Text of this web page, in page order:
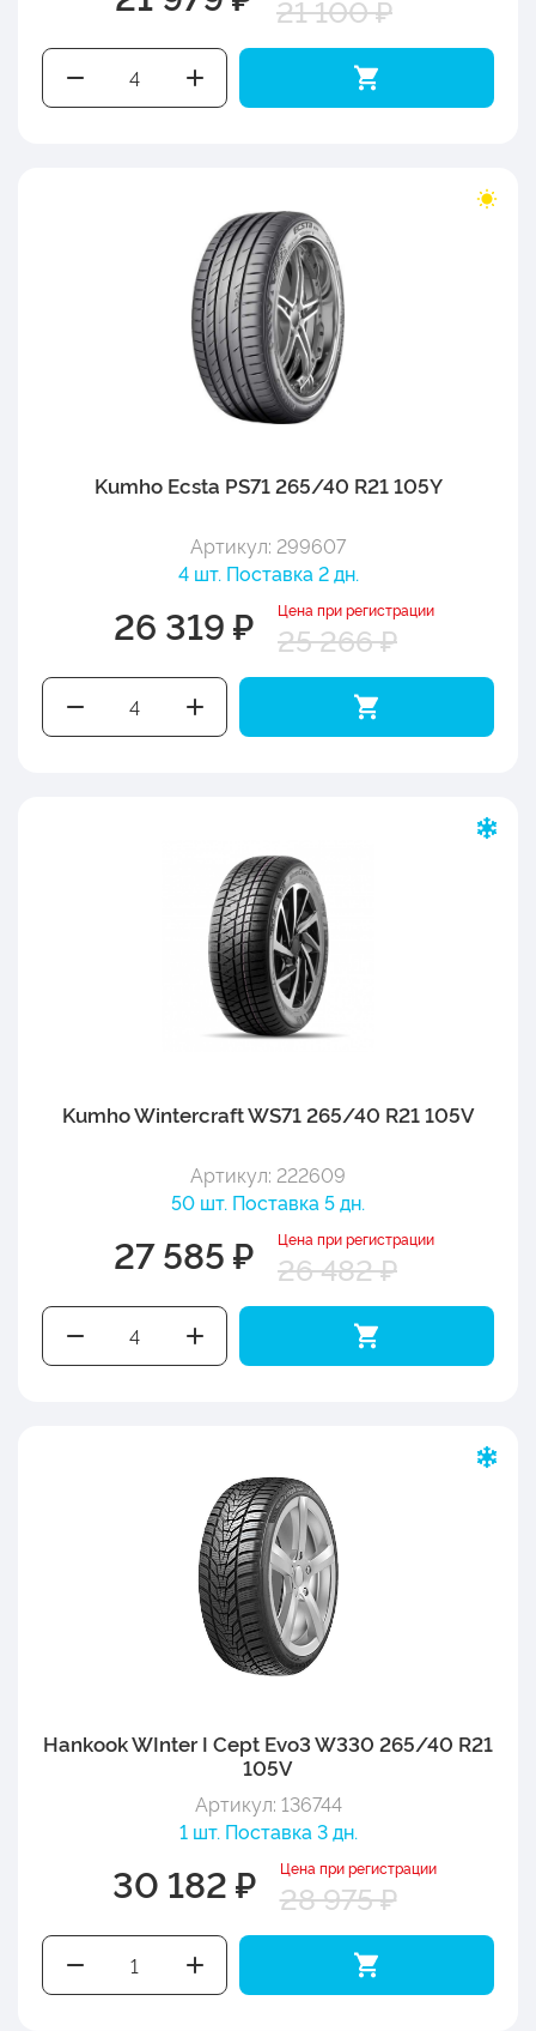
21 100 ₽
Kumho Ecsta PS71 265/40 R21 105Y
Артикул: 299607
4 шт. Поставка 2 дн.
26 319 ₽ Цена при регистрации
25 266 ₽
Kumho Wintercraft WS71 265/40 R21 105V
Артикул: 222609
50 шт. Поставка 5 дн.
27 585 ₽ Цена при регистрации
26 482 ₽
Hankook WInter I Cept Evo3 W330 265/40 R21
105V
Артикул: 136744
1 шт. Поставка 3 дн.
30 182 ₽ Цена при регистрации
28 975 ₽